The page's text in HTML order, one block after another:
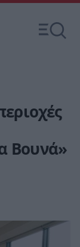
Βουνά»